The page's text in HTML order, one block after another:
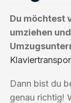
Du möchtest
umziehen
Dann bist du
genau richtig!